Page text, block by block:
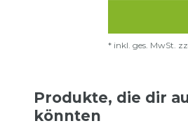
* inkl. ges. MwSt.
Produkte, die dir
könnten